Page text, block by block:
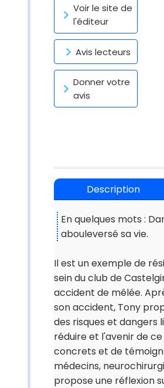
Voir le site de
l'éditeur
Avis lecteurs
Donner votre
avis
Description
En quelques mots :
abouleversé sa vie.
Il est un exemple de
sein du club de
accident de mêlée.
son accident, Tony
des risques et dangers
réduire et l'avenir de
concrets et de
médecins,
propose une réflexion